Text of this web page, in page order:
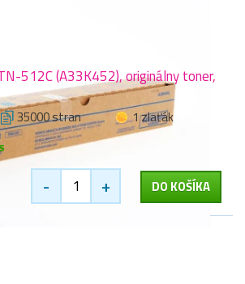
512C (A33K452), originálny toner,
35000 stran
1 zlaťák
- + DO KOŠÍKA